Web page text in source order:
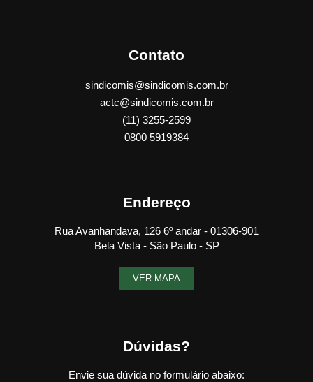
Contato
sindicomis@sindicomis.com.br
actc@sindicomis.com.br
(11) 3255-2599
0800 5919384
Endereço
Rua Avanhandava, 126 6º andar - 01306-901
Bela Vista - São Paulo - SP
VER MAPA
Dúvidas?
Envie sua dúvida no formulário abaixo: